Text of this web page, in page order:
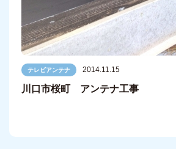
テレビアンテナ 2014.11.15
川口市桜町 アンテナ工事